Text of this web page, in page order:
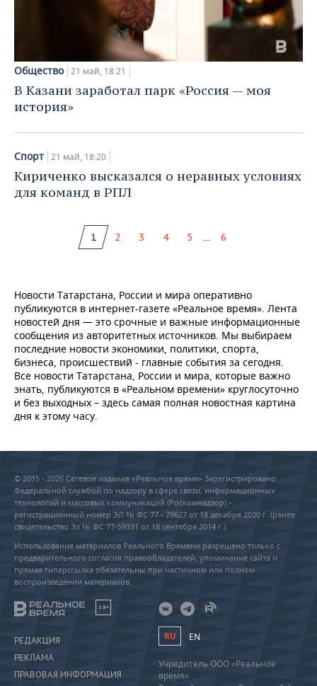
Общество 21 май, 18:21
В Казани заработал парк «Россия — моя
история»
Спорт 21 май, 18:20
Кириченко высказался о неравных условиях
для команд в РПЛ
1 2 3 4 5 ... 6
Новости Татарстана, России и мира оперативно
публикуются в интернет-газете «Реальное время». Лента
новостей дня — это срочные и важные информационные
сообщения из авторитетных источников. Мы выбираем
последние новости экономики, политики, спорта,
бизнеса, происшествий - главные события за сегодня.
Все новости Татарстана, России и мира, которые важно
знать, публикуются в «Реальном времени» круглосуточно
и без выходных – здесь самая полная новостная картина
дня к этому часу.
© 2015 - 2026 Сетевое издание «Реальное время» Зарегистрировано
Федеральной службой по надзору в сфере связи, информационных
технологий и массовых коммуникаций (Роскомнадзор) –
регистрационный номер ЭЛ № ФС 77 - 79627 от 18 декабря 2020 г. (ранее
свидетельство Эл № ФС 77-59331 от 18 сентября 2014 г.)
Использование материалов Реального Времени разрешено только с
предварительного согласия правообладателей, упоминание сайта и
прямая гиперссылка обязательны при частичном или полном
воспроизведении материалов.
18+
РЕДАКЦИЯ
РЕКЛАМА
ПРАВОВАЯ ИНФОРМАЦИЯ
RU EN
Учредитель ООО «Реальное
время»